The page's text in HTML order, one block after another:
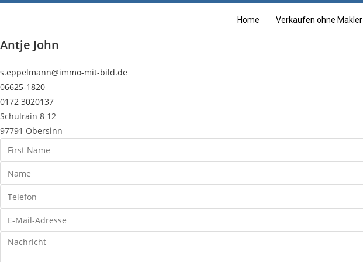
Home Verkaufen ohne Makler
Antje John
s.eppelmann@immo-mit-bild.de
06625-1820
0172 3020137
Schulrain 8 12
97791 Obersinn